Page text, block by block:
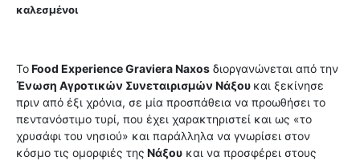
καλεσμένοι
ΤοFood Experience Graviera Naxos διοργανώνεται από την
Ένωση Αγροτικών Συνεταιρισμών Νάξου και ξεκίνησε
πριν από έξι χρόνια, σε μία προσπάθεια να προωθήσει το
πεντανόστιμο τυρί, που έχει χαρακτηριστεί και ως «το
χρυσάφι του νησιού» και παράλληλα να γνωρίσει στον
κόσμο τις ομορφιές της Νάξου και να προσφέρει στους